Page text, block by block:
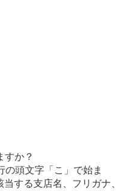
すか？
の頭文字「こ」で始ま
する支店名、フリガナ、